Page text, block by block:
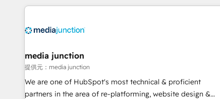
& award-winning design to build scalable, globally
campaigns, & RevOps frameworks that fuel long-term
seamless integrations, ensure long-term adoption with
change-management programs, and align marketing, sales,
and service to drive sustainable growth With 6 key
HubSpot accreditations and experience across hundreds of
media junction
提供元：media junction
We are one of HubSpot's most technical & proficient
partners in the area of re-platforming, website design &